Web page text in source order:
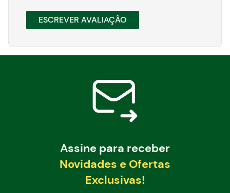
ESCREVER AVALIAÇÃO
Assine para receber
Novidades e Ofertas
Exclusivas!